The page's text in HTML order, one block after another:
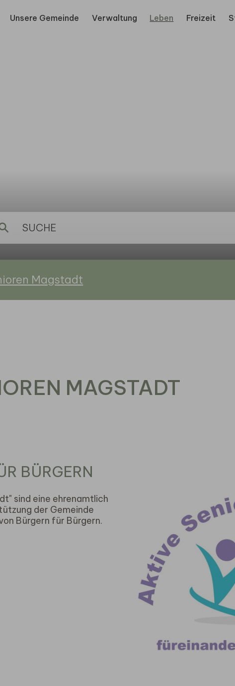
Unsere Gemeinde
Verwaltung Leben Freizeit
Magstadt
MAGSTADT
BÜRGERN
sind eine ehrenamtlich
der Gemeinde
Bürgern für Bürgern.